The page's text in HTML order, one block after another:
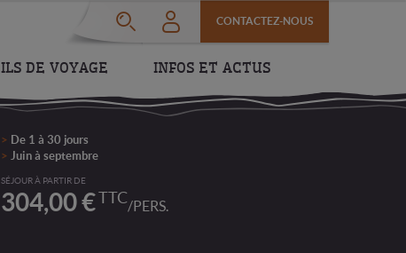
CONTACTEZ-NOUS
DE VOYAGE INFOS ET ACTUS
De 1 à 30 jours
Juin à septembre
SÉJOUR À PARTIR DE
304,00€TTC/PERS.